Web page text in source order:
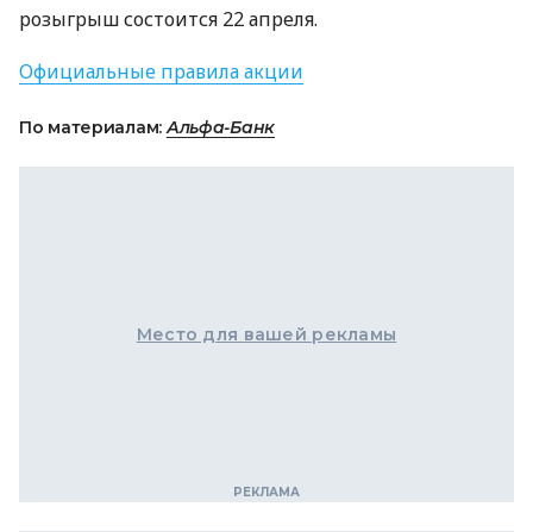
розыгрыш состоится 22 апреля.
Официальные правила акции
По материалам:Альфа-Банк
Место для вашей рекламы